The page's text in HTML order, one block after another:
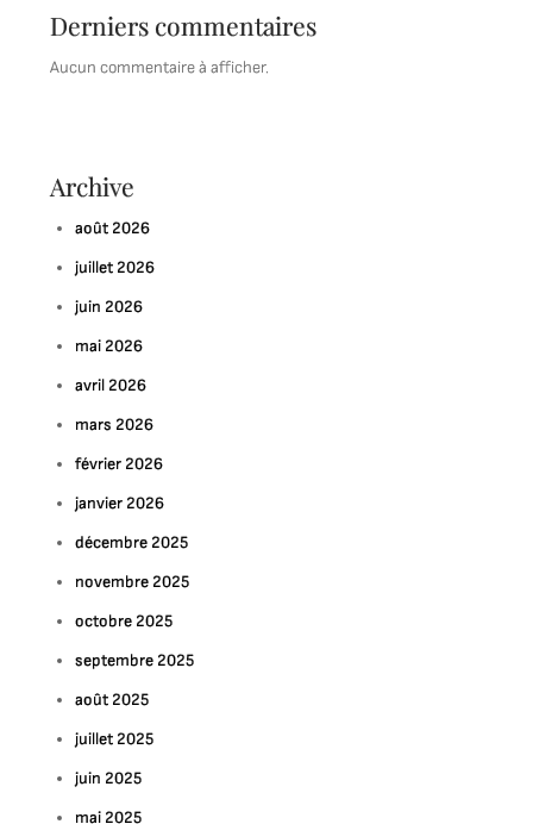
Derniers commentaires
Aucun commentaire à afficher.
Archive
août 2026
juillet 2026
juin 2026
mai 2026
avril 2026
mars 2026
février 2026
janvier 2026
décembre 2025
novembre 2025
octobre 2025
septembre 2025
août 2025
juillet 2025
juin 2025
mai 2025